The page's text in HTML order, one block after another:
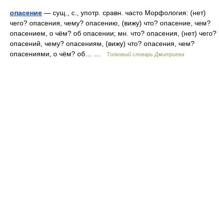
опасение — сущ., с., употр. сравн. часто Морфология: (нет)
чего? опасения, чему? опасению, (вижу) что? опасение, чем?
опасением, о чём? об опасении; мн. что? опасения, (нет) чего?
опасений, чему? опасениям, (вижу) что? опасения, чем?
опасениями, о чём? об… …
Толковый словарь Дмитриева